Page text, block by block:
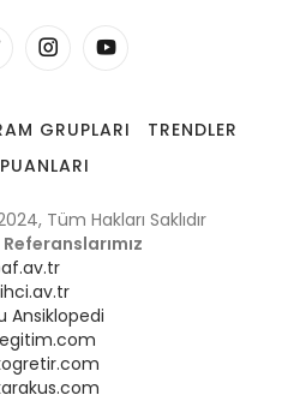
GRUPLARI
TRENDLER
Tüm Hakları Saklıdır
Ansiklopedi